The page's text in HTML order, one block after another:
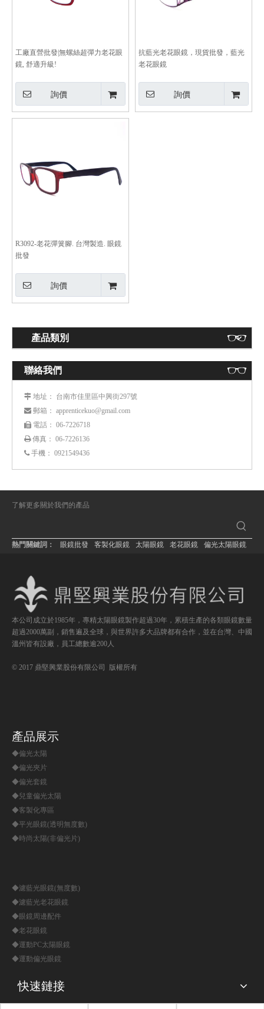
工廠直營批發|無螺絲超彈力老花眼
鏡, 舒適升級!
詢價
抗藍光老花眼鏡，現貨批發，藍光
老花眼鏡
詢價
R3092-老花彈簧腳. 台灣製造. 眼鏡
批發
詢價
產品類別
聯絡我們
 地址 ： 台南市佳里區中興街297號
 郵箱 ： apprenticekuo@gmail.com
 電話 ： 06-7226718
傳真： 06-7226136
 手機： 0921549436
了解更多關於我們的產品
熱門關鍵詞： 眼鏡批發 客製化眼鏡 太陽眼鏡 老花眼鏡 偏光太陽眼鏡
本公司成立於1985年，專精太陽眼鏡製作超過30年，累積生產的各類眼鏡數量
超過2000萬副，銷售遍及全球，與世界許多大品牌都有合作，並在台灣、中國
溫州皆有設廠，員工總數逾200人
© 2017 鼎堅興業股份有限公司 版權所有
產品展示
◆偏光太陽
◆偏光夾片
◆偏光套鏡
◆兒童偏光太陽
◆客製化專區
◆平光眼鏡(透明無度數)
◆時尚太陽(非偏光片)
◆濾藍光眼鏡(無度數)
◆濾藍光老花眼鏡
◆眼鏡周邊配件
◆老花眼鏡
◆運動PC太陽眼鏡
◆運動偏光眼鏡
快速鏈接